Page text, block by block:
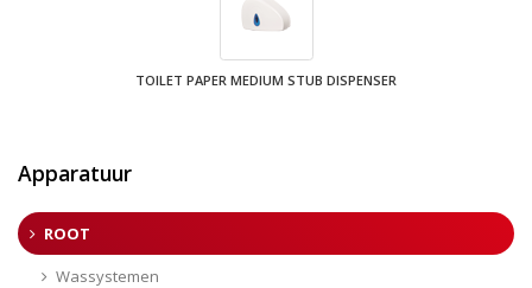
TOILET PAPER MEDIUM STUB DISPENSER
Apparatuur
ROOT
Wassystemen